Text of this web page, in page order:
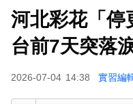
河北彩花「停
台前7天突落
2026-07-04 14:38 實習編